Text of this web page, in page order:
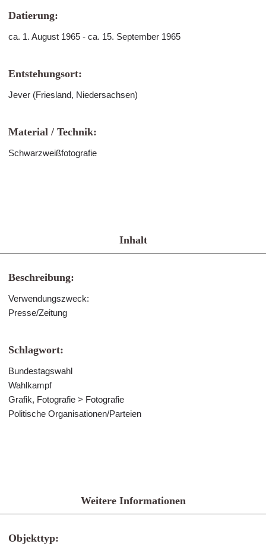
Datierung:
ca. 1. August 1965 - ca. 15. September 1965
Entstehungsort:
Jever (Friesland, Niedersachsen)
Material / Technik:
Schwarzweißfotografie
Inhalt
Beschreibung:
Verwendungszweck:
Presse/Zeitung
Schlagwort:
Bundestagswahl
Wahlkampf
Grafik, Fotografie > Fotografie
Politische Organisationen/Parteien
Weitere Informationen
Objekttyp: